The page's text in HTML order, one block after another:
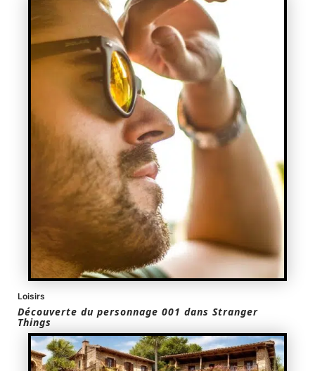
Loisirs
Découverte du personnage 001 dans Stranger
Things